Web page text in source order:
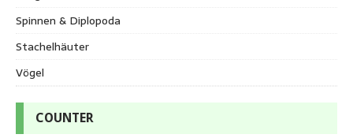
Spinnen & Diplopoda
Stachelhäuter
Vögel
COUNTER